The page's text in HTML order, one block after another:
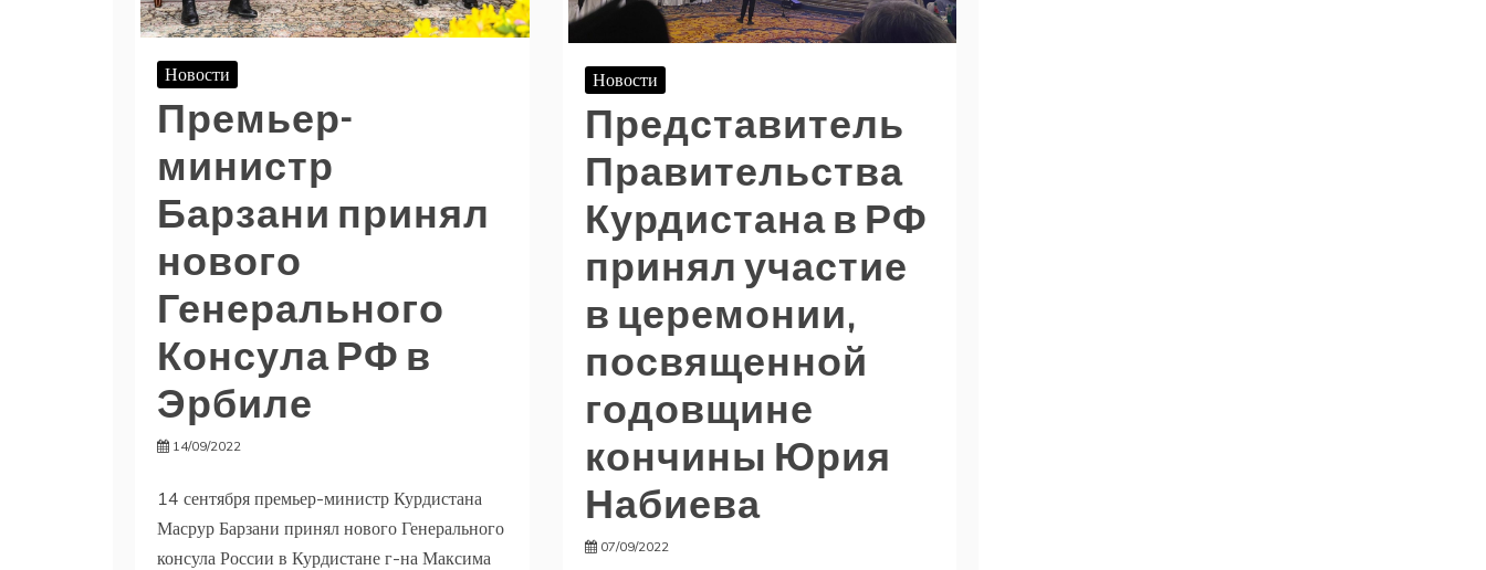
Новости
Премьер-
министр
Барзани принял
нового
Генерального
Консула РФ в
Эрбиле
14/09/2022
14 сентября премьер-министр Курдистана
Масрур Барзани принял нового Генерального
консула России в Курдистане г-на Максима
Новости
Представитель
Правительства
Курдистана в РФ
принял участие
в церемонии,
посвященной
годовщине
кончины Юрия
Набиева
07/09/2022